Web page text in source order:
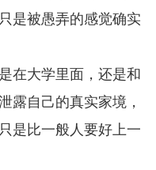
是被愚弄的感觉确实
在大学里面，还是和
露自己的真实家境，
是比一般人要好上一